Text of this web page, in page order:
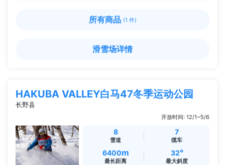
所有商品 (1 件)
滑雪场详情
HAKUBA VALLEY白马47冬季运动公园
长野县
开放时间: 12/1~5/6
8
雪道
7
缆车
6400m
最长距离
32°
最大斜度